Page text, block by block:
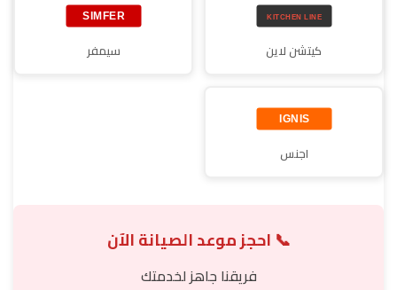
كيتشن لاين سيمفر
اجنس
📞 احجز موعد الصيانة الآن
فريقنا جاهز لخدمتك